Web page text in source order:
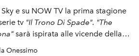
e su NOW TV la prima stagione
tv "Il Trono Di Spade". "The
sarà ispirata alle vicende della
Onessimo